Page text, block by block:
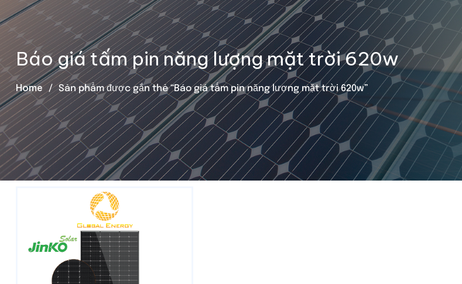
Báo giá tấm pin năng lượng mặt trời 620w
Home Sản phẩm được gắn thẻ “Báo giá tấm pin năng lượng mặt trời 620w”